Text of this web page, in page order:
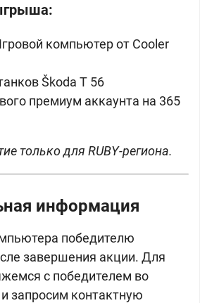
компьютер от Cooler
Škoda T 56
премиум аккаунта на 365
только для RUBY-региона.
информация
победителю
завершения акции. Для
с победителем во
запросим контактную